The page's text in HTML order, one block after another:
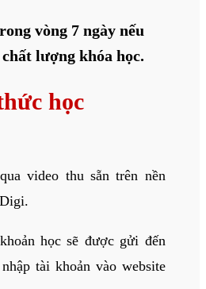
vòng 7 ngày nếu
lượng khóa học.
học
video thu sẵn trên nền
học sẽ được gửi đến
tài khoản vào website